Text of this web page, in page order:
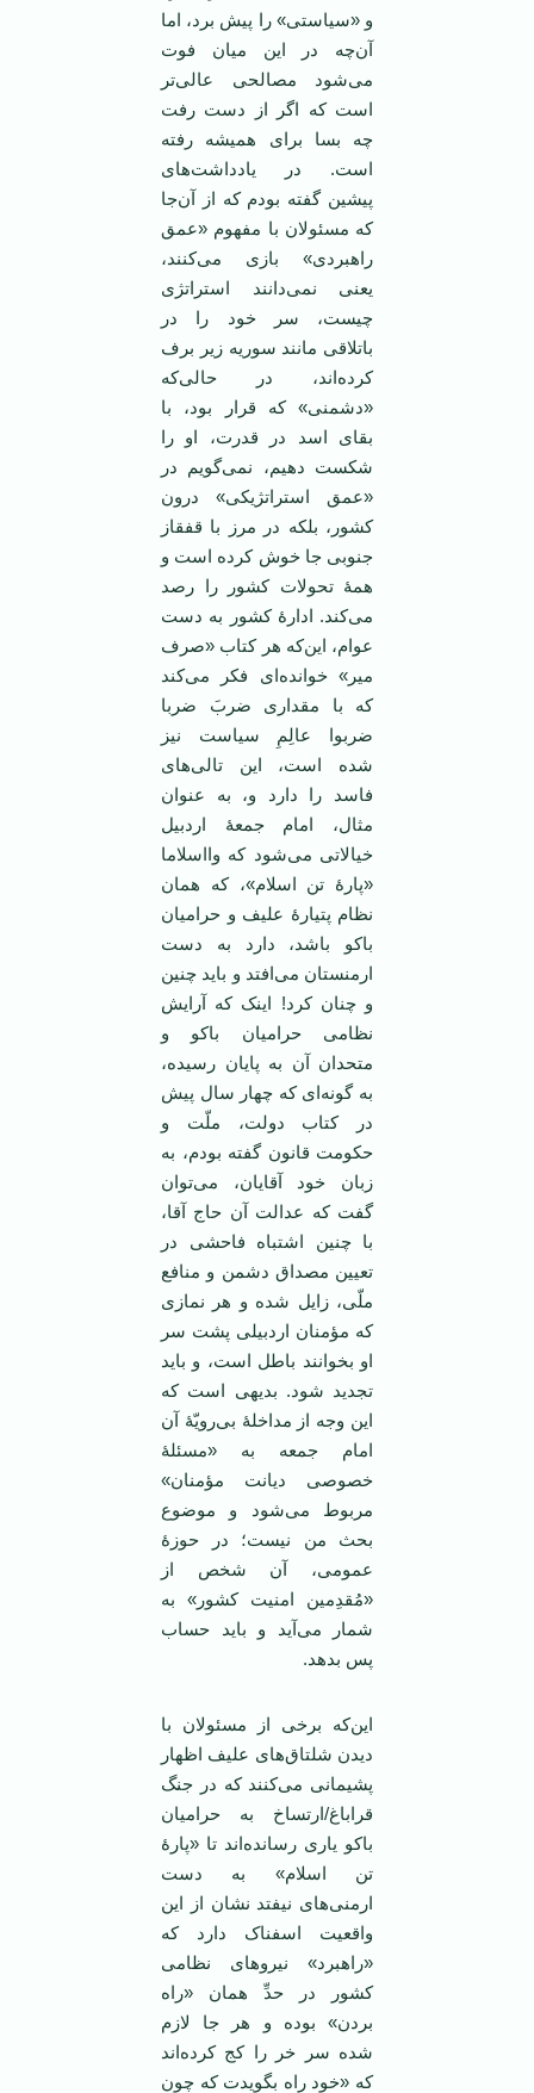
و «سیاستی» را پیش برد، اما
آن‌چه در این میان فوت
می‌شود مصالحی عالی‌تر
است که اگر از دست رفت
چه بسا برای همیشه رفته
است. در یادداشت‌های
پیشین گفته بودم که از آن‌جا
که مسئولان با مفهوم «عمق
راهبردی» بازی می‌کنند،
یعنی نمی‌دانند استراتژی
چیست، سر خود را در
باتلاقی مانند سوریه زیر برف
کرده‌اند، در حالی‌که
«دشمنی» که قرار بود، با
بقای اسد در قدرت، او را
شکست دهیم، نمی‌گویم در
«عمق استراتژیکی» درون
کشور، بلکه در مرز با قفقاز
جنوبی جا خوش کرده است و
همۀ تحولات کشور را رصد
می‌کند. ادارۀ کشور به دست
عوام، این‌که هر کتاب «صرف
میر» خوانده‌ای فکر می‌کند
که با مقداری ضربَ ضربا
ضربوا عالِمِ سیاست نیز
شده است، این تالی‌های
فاسد را دارد و، به عنوان
مثال، امام جمعۀ اردبیل
خیالاتی می‌شود که وااسلاما
«پارۀ تن اسلام»، که همان
نظام پتیارۀ علیف و حرامیان
باکو باشد، دارد به دست
ارمنستان می‌افتد و باید چنین
و چنان کرد! اینک که آرایش
نظامی حرامیان باکو و
متحدان آن به پایان رسیده،
به گونه‌ای که چهار سال پیش
در کتاب دولت، ملّت و
حکومت قانون گفته بودم، به
زبان خود آقایان، می‌توان
گفت که عدالت آن حاج آقا،
با چنین اشتباه فاحشی در
تعیین مصداق دشمن و منافع
ملّی، زایل شده و هر نمازی
که مؤمنان اردبیلی پشت سر
او بخوانند باطل است، و باید
تجدید شود. بدیهی است که
این وجه از مداخلۀ بی‌رویّۀ آن
امام جمعه به «مسئلۀ
خصوصی دیانت مؤمنان»
مربوط می‌شود و موضوع
بحث من نیست؛ در حوزۀ
عمومی، آن شخص از
«مُقدِمین امنیت کشور» به
شمار می‌آید و باید حساب
پس بدهد.
این‌که برخی از مسئولان با
دیدن شلتاق‌های علیف اظهار
پشیمانی می‌کنند که در جنگ
قراباغ/ارتساخ به حرامیان
باکو یاری رسانده‌اند تا «پارۀ
تن اسلام» به دست
ارمنی‌های نیفتد نشان از این
واقعیت اسفناک دارد که
«راهبرد» نیروهای نظامی
کشور در حدِّ همان «راه
بردن» بوده و هر جا لازم
شده سر خر را کج کرده‌اند
که «خود راه بگویدت که چون